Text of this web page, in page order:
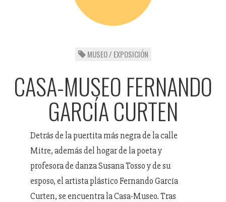
MUSEO / EXPOSICIÓN
CASA-MUSEO FERNANDO
GARCÍA CURTEN
Detrás de la puertita más negra de la calle
Mitre, además del hogar de la poeta y
profesora de danza Susana Tosso y de su
esposo, el artista plástico Fernando García
Curten, se encuentra la Casa-Museo. Tras